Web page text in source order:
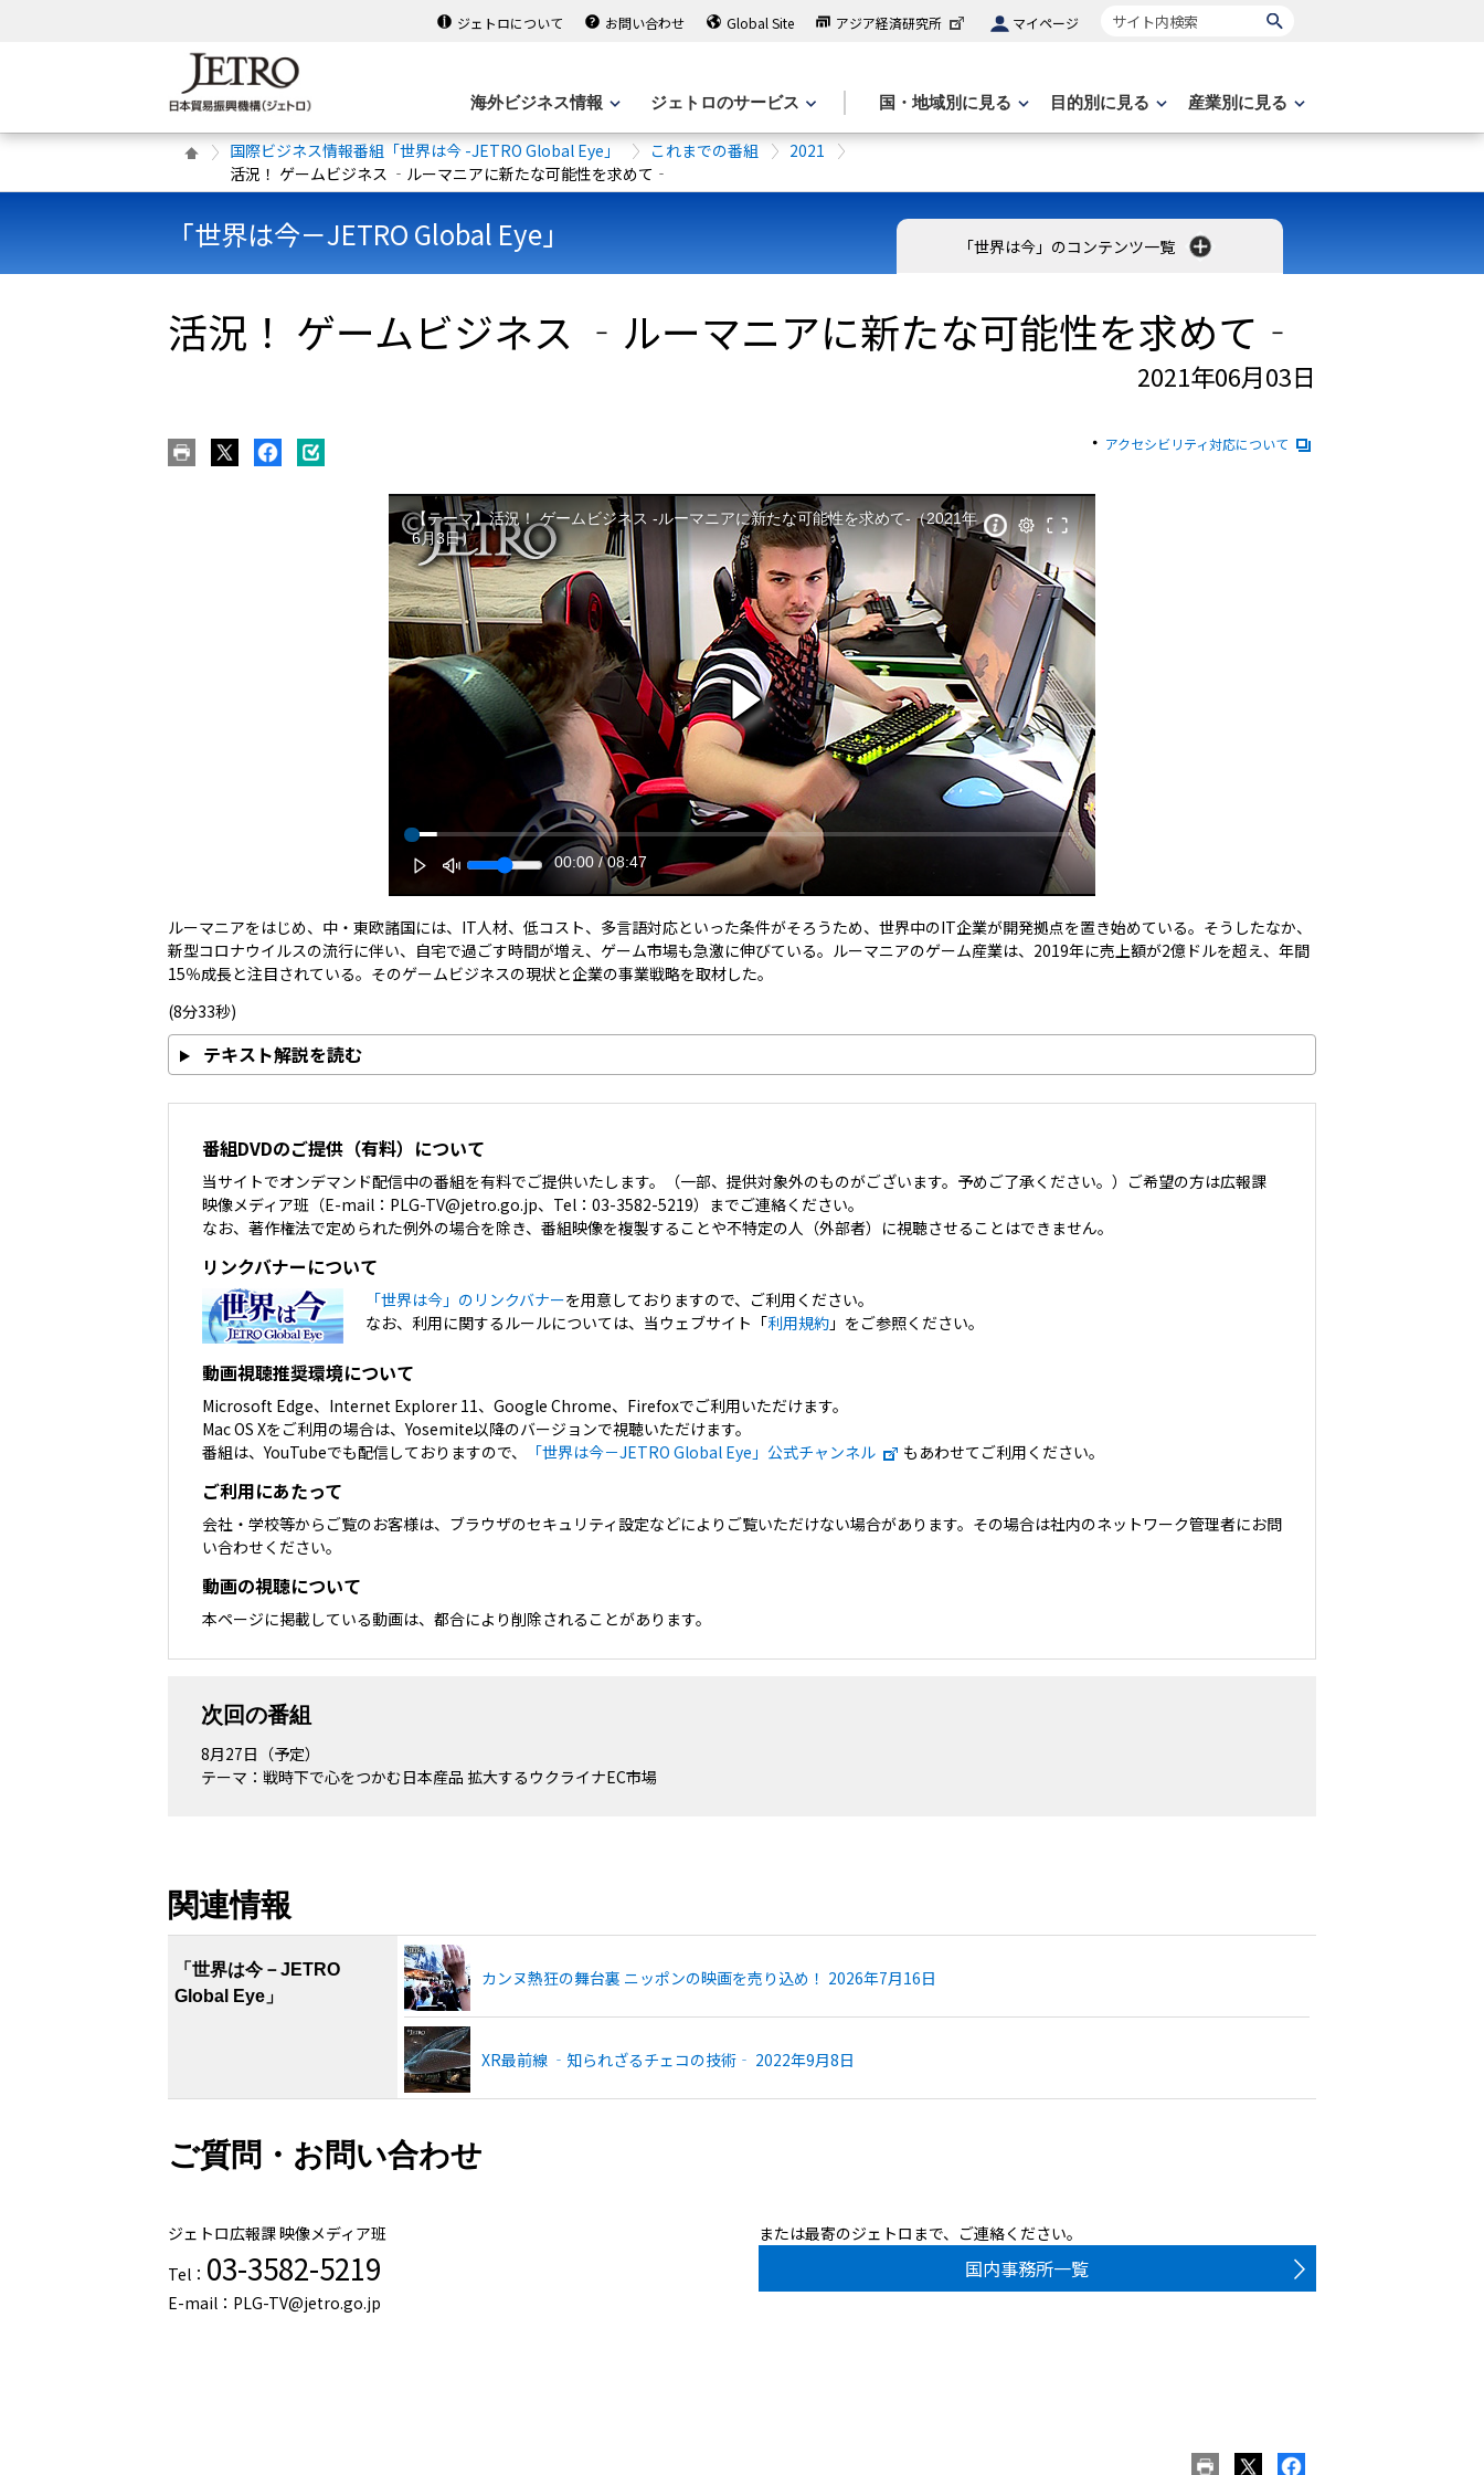
ジェトロについて お問い合わせ Global Site アジア経済研究所 マイページ サイト内検索
海外ビジネス情報 ジェトロのサービス 国・地域別に見る 目的別に見る 産業別に見る
国際ビジネス情報番組「世界は今 -JETRO Global Eye」 これまでの番組
2021
活況！ ゲームビジネス ‐ルーマニアに新たな可能性を求めて‐
「世界は今－JETRO Global Eye」 「世界は今」のコンテンツ一覧
活況！ ゲームビジネス ‐ルーマニアに新たな可能性を求めて‐
2021年06月03日
アクセシビリティ対応について
【テーマ】活況！ ゲームビジネス ‐ルーマニアに新たな可能性を求めて‐（2021年
6月3日）
00:00 / 08:47
ルーマニアをはじめ、中・東欧諸国には、IT人材、低コスト、多言語対応といった条件がそろうため、世界中のIT企業が開発拠点を置き始めている。そうしたなか、
新型コロナウイルスの流行に伴い、自宅で過ごす時間が増え、ゲーム市場も急激に伸びている。ルーマニアのゲーム産業は、2019年に売上額が2億ドルを超え、年間
15％成長と注目されている。そのゲームビジネスの現状と企業の事業戦略を取材した。
(8分33秒)
テキスト解説を読む
番組DVDのご提供（有料）について
当サイトでオンデマンド配信中の番組を有料でご提供いたします。（一部、提供対象外のものがございます。予めご了承ください。）ご希望の方は広報課
映像メディア班（E-mail：PLG-TV@jetro.go.jp、Tel：03-3582-5219）までご連絡ください。
なお、著作権法で定められた例外の場合を除き、番組映像を複製することや不特定の人（外部者）に視聴させることはできません。
リンクバナーについて
「世界は今」のリンクバナーを用意しておりますので、ご利用ください。
なお、利用に関するルールについては、当ウェブサイト「利用規約 」をご参照ください。
動画視聴推奨環境について
Microsoft Edge、Internet Explorer 11、Google Chrome、Firefoxでご利用いただけます。
Mac OS Xをご利用の場合は、Yosemite以降のバージョンで視聴いただけます。
番組は、YouTubeでも配信しておりますので、
「世界は今－JETRO Global Eye」公式チャンネル もあわせてご利用ください。
ご利用にあたって
会社・学校等からご覧のお客様は、ブラウザのセキュリティ設定などによりご覧いただけない場合があります。その場合は社内のネットワーク管理者にお問
い合わせください。
動画の視聴について
本ページに掲載している動画は、都合により削除されることがあります。
次回の番組
8月27日（予定）
テーマ：戦時下で心をつかむ日本産品 拡大するウクライナEC市場
関連情報
「世界は今－JETRO
Global Eye」
カンヌ熱狂の舞台裏 ニッポンの映画を売り込め！ 2026年7月16日
XR最前線 ‐知られざるチェコの技術‐ 2022年9月8日
ご質問・お問い合わせ
ジェトロ広報課 映像メディア班
Tel： 03-3582-5219
E-mail：PLG-TV@jetro.go.jp
または最寄のジェトロまで、ご連絡ください。
国内事務所一覧